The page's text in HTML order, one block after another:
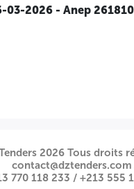
2026 - Anep
03-2026 - Anep
2026 Tous droits
770 118 233 / +213 555